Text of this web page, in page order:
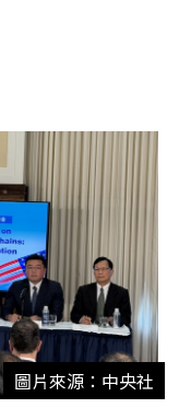
圖片來源：中央社